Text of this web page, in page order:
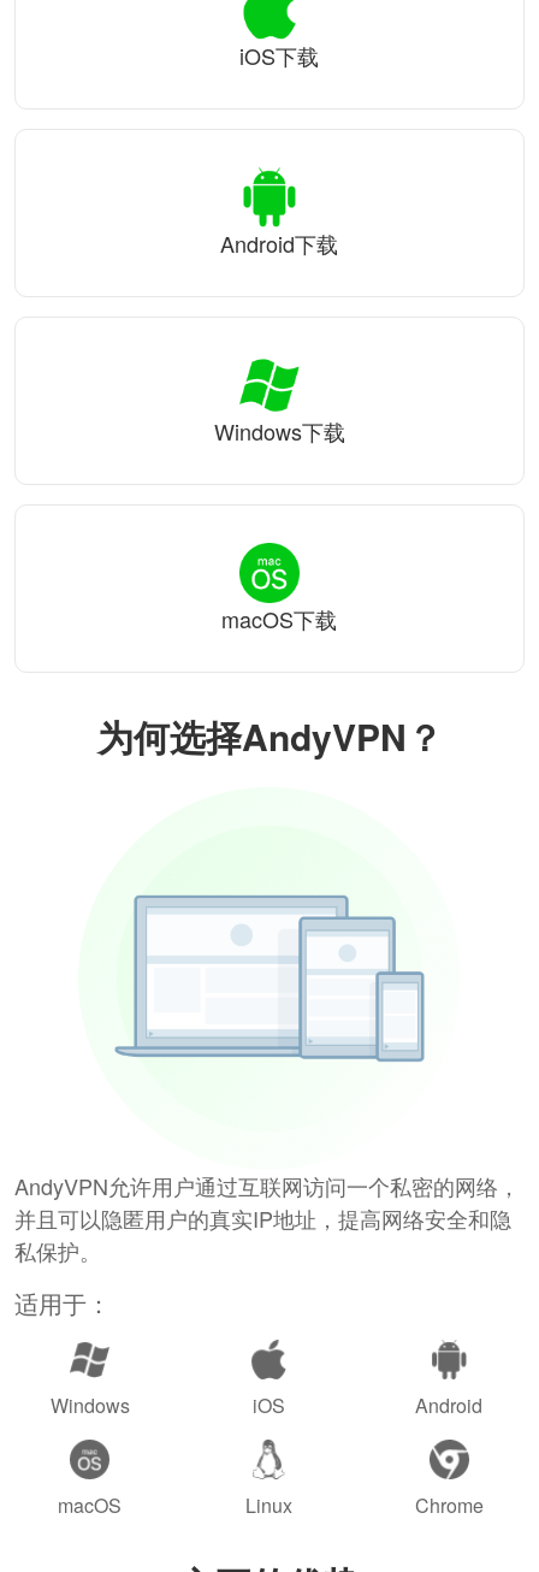
为何选择AndyVPN？
AndyVPN允许用户通过互联网访问一个私密的网络，
并且可以隐匿用户的真实IP地址，提高网络安全和隐
私保护。
适用于：
Windows iOS Android
macOS Linux Chrome
iOS下载
Android下载
Windows下载
macOS下载